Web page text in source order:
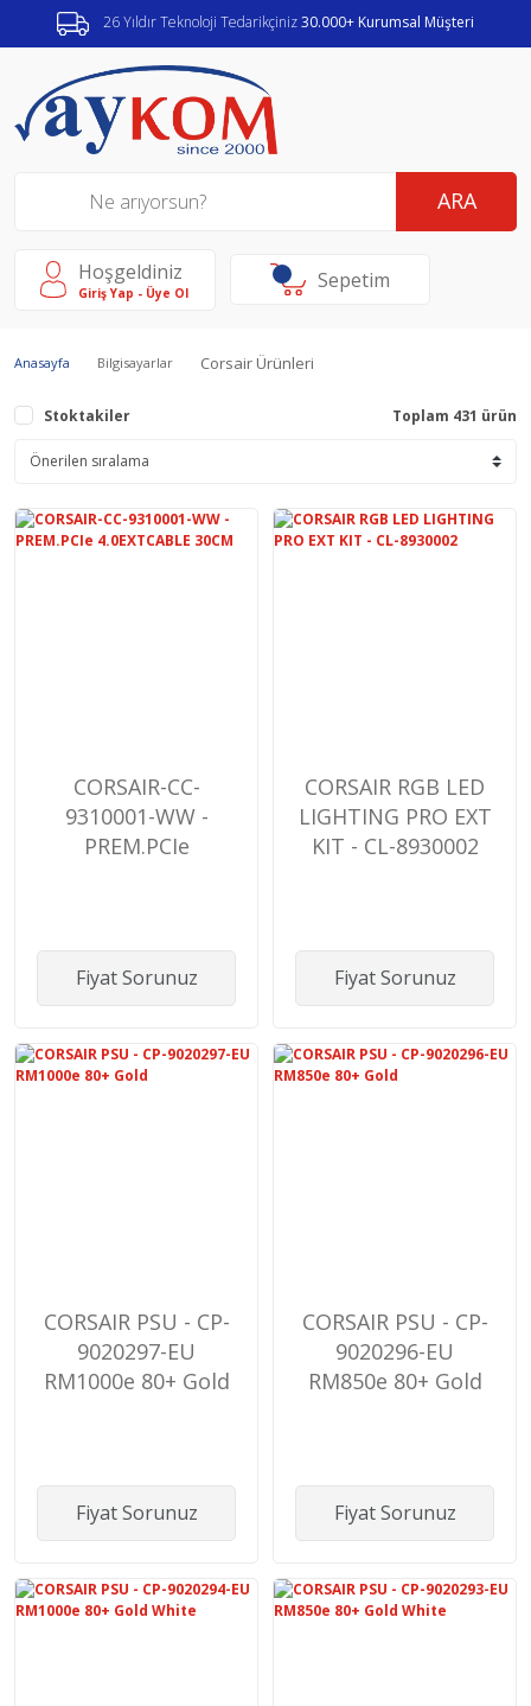
26 Yıldır Teknoloji Tedarikçiniz30.000+ Kurumsal Müşteri
ARA
Hoşgeldiniz
Giriş Yap - Üye Ol Sepetim
Anasayfa Bilgisayarlar Corsair Ürünleri
Stoktakiler Toplam 431 ürün
CORSAIR-CC-
9310001-WW -
PREM.PCIe
Fiyat Sorunuz
CORSAIR RGB LED
LIGHTING PRO EXT
KIT - CL-8930002
Fiyat Sorunuz
CORSAIR PSU - CP-
9020297-EU
RM1000e 80+ Gold
Fiyat Sorunuz
CORSAIR PSU - CP-
9020296-EU
RM850e 80+ Gold
Fiyat Sorunuz